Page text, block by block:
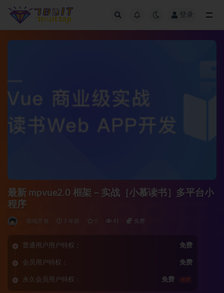
登录
最新 mpvue2.0 框架－实战［小慕读书］多平台小
程序
前端开发 3 年前 0 41 免费
普通用户用户特权： 免费
会员用户特权： 免费
永久会员用户特权： 免费 推荐